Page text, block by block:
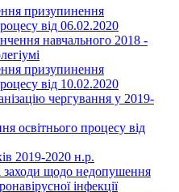
призупинення
від 06.02.2020
навчального 2018 -
призупинення
від 10.02.2020
чергування у 2019-
освітнього процесу від
2019-2020 н.р.
заходи щодо недопушення
інфекції